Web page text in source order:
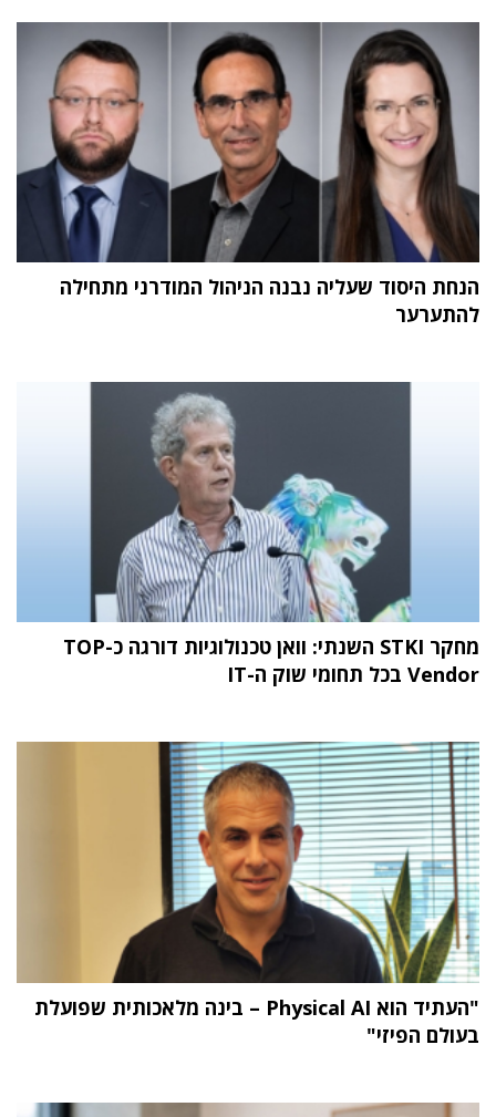
הנחת היסוד שעליה נבנה הניהול המודרני מתחילה
להתערער
מחקר STKI השנתי: וואן טכנולוגיות דורגה כ-TOP
Vendor בכל תחומי שוק ה-IT
"העתיד הוא Physical AI – בינה מלאכותית שפועלת
בעולם הפיזי"